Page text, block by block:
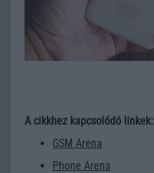
A cikkhez kapcsolódó linkek:
GSM Arena
Phone Arena